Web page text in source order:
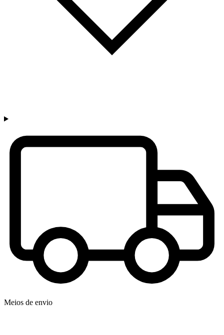
Meios de envio